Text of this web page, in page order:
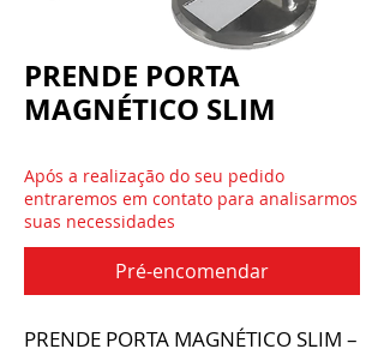
PRENDE PORTA
MAGNÉTICO SLIM
Após a realização do seu pedido
entraremos em contato para analisarmos
suas necessidades
Pré-encomendar
PRENDE PORTA MAGNÉTICO SLIM –